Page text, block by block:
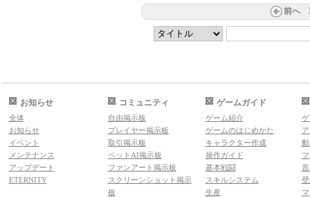
前へ
お知らせ
全体
お知らせ
イベント
メンテナンス
アップデート
ETERNITY
コミュニティ
自由掲示板
プレイヤー掲示板
取引掲示板
ペットAI掲示板
ファンアート掲示板
スクリーンショット掲示
板
ゲームガイド
ゲーム紹介
ゲームのはじめかた
キャラクター作成
操作ガイド
基本戦闘
スキルシステム
生産